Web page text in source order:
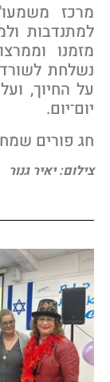
וממרצו
החיוך, ועל
פורים שמח!
יאיר גנור